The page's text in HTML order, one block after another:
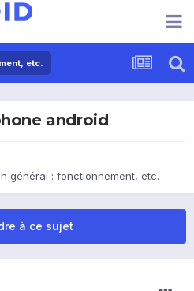
etc.
android
général : fonctionnement, etc.
à ce sujet